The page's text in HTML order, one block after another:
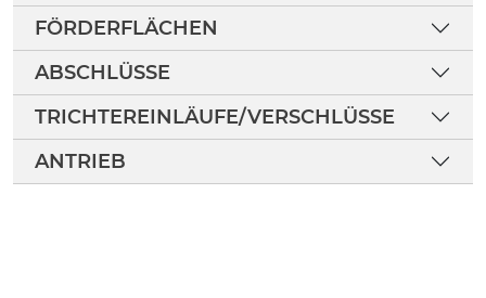
FÖRDERFLÄCHEN
ABSCHLÜSSE
TRICHTEREINLÄUFE/VERSCHLÜSSE
ANTRIEB